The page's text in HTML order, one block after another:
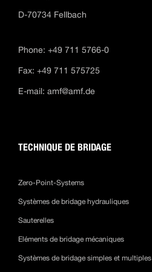
D-70734 Fellbach
Phone: +49 711 5766-0
Fax: +49 711 575725
E-mail: amf@amf.de
TECHNIQUE DE BRIDAGE
Zero-Point-Systems
Systèmes de bridage hydrauliques
Sauterelles
Eléments de bridage mécaniques
Systèmes de bridage simples et multiples